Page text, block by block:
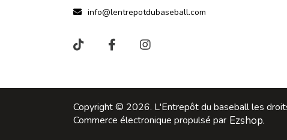
info@lentrepotdubaseball.com
Copyright © 2026. L'Entrepôt du baseball les
Commerce électronique propulsé par Ezshop.